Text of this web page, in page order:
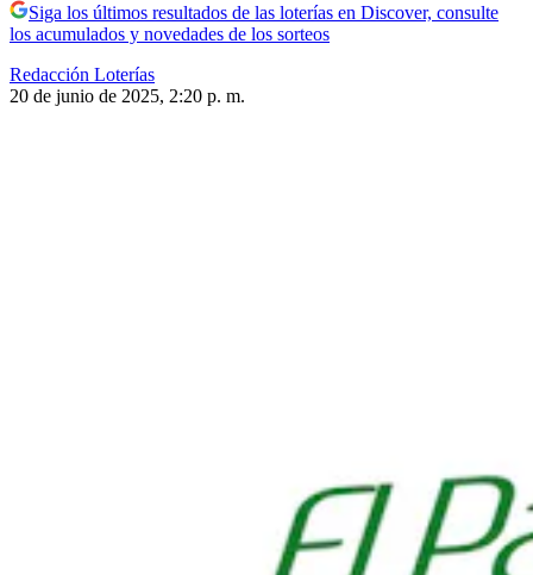
Siga los últimos resultados de las loterías en Discover, consulte
los acumulados y novedades de los sorteos
Redacción Loterías
20 de junio de 2025, 2:20 p. m.